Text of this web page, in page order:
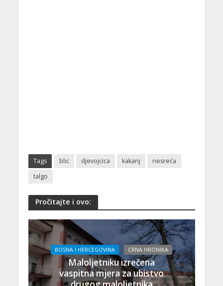
Tags blic djevojcica kakanj
nesreća
talgo
Pročitajte i ovo:
BOSNA I HERCEGOVINA CRNA HRONIKA
Maloljetniku izrečena
vaspitna mjera za ubistvo